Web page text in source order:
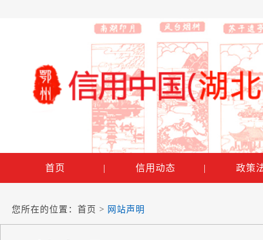
首页 | 信用动态 | 政策
您所在的位置： 首页 > 网站声明